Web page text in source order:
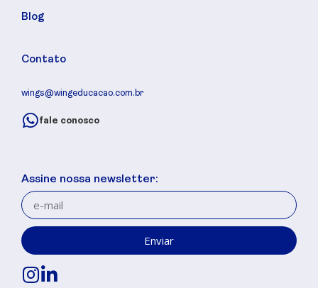
Blog
Contato
wings@wingeducacao.com.br
fale conosco
Assine nossa newsletter:
Enviar